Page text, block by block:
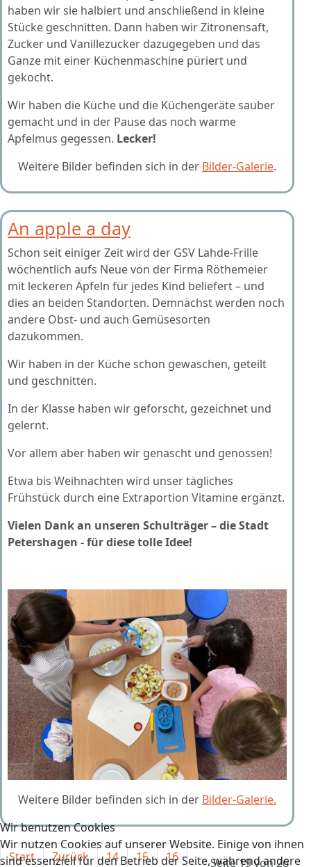
haben wir sie halbiert und anschließend in kleine
Stücke geschnitten. Dann haben wir Zitronensaft,
Zucker und Vanillezucker dazugegeben und das
Ganze mit einer Küchenmaschine püriert und
gekocht.
Wir haben die Küche und die Küchengeräte sauber
gemacht und in der Pause das noch warme
Apfelmus gegessen. Lecker!
Weitere Bilder befinden sich in der Bilder-Galerie.
An apple a day
Schon seit einiger Zeit wird der GSV Lahde-Frille
wöchentlich aufs Neue von der Firma Röthemeier
mit leckeren Äpfeln für jedes Kind beliefert – und
dies an beiden Standorten. Demnächst werden noch
andere Obst- und auch Gemüsesorten
dazukommen.
Wir haben in der Küche schon gewaschen, geteilt
und geschnitten.
In der Klasse haben wir geforscht, gezeichnet und
gelernt.
Vor allem aber haben wir genascht und genossen!
Etwa bis Weihnachten wird unser tägliches
Frühstück durch eine Extraportion Vitamine ergänzt.
Vielen Dank an unseren Schulträger – die Stadt
Petershagen - für diese tolle Idee!
Weitere Bilder befinden sich in der Bilder-Galerie.
Seite 19 von 26
Start Zurück 14 15 16
Wir benutzen Cookies
Wir nutzen Cookies auf unserer Website. Einige von ihnen
sind essenziell für den Betrieb der Seite, während andere